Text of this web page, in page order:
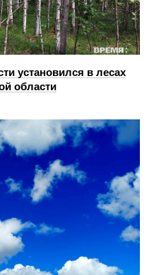
установился в лесах
области